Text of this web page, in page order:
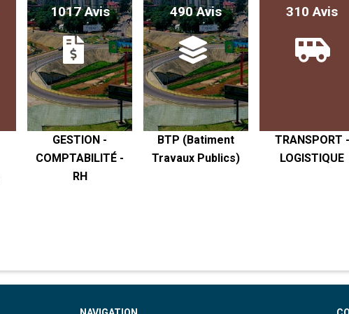
1017 Avis
GESTION -
COMPTABILITÉ -
RH
490 Avis
BTP (Batiment
Travaux Publics)
310 Avis
TRANSPORT -
LOGISTIQUE